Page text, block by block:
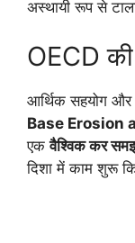
अस्थायी रूप से
OECD
आर्थिक सहयोग
Base Erosion
एकवैश्विक कर
दिशा में काम शुरू